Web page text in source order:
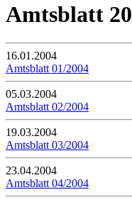
Amtsblatt
16.01.2004
Amtsblatt 01/2004
05.03.2004
Amtsblatt 02/2004
19.03.2004
Amtsblatt 03/2004
23.04.2004
Amtsblatt 04/2004